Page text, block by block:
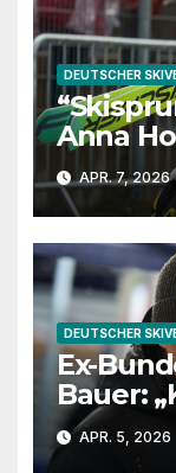
DEUTSCHER
Anna
APR. 7, 2026
DEUTSCHER
Ex-
Bauer:
eine
APR. 5, 2026